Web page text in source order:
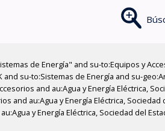
de Energía" and su-to:Equipos y
su-to:Sistemas de Energía and su-
and au:Agua y Energía Eléctrica,
and au:Agua y Energía Eléctrica,
y Energía Eléctrica, Sociedad del